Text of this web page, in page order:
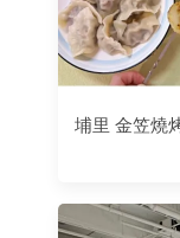
埔里 金笠燒